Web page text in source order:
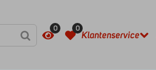
0 0
Klantenservice